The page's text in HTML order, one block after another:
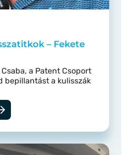
– Fekete
a Patent Csoport
bepillantást a kulisszák